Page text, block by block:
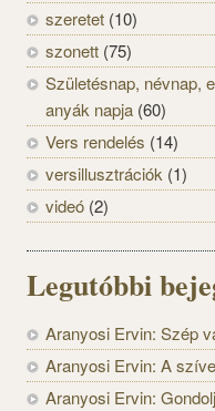
szeretet (10)
szonett (75)
Születésnap, névnap,
anyák napja (60)
Vers rendelés (14)
versillusztrációk (1)
videó (2)
Legutóbbi
Aranyosi Ervin: Szép
Aranyosi Ervin: A
Aranyosi Ervin: